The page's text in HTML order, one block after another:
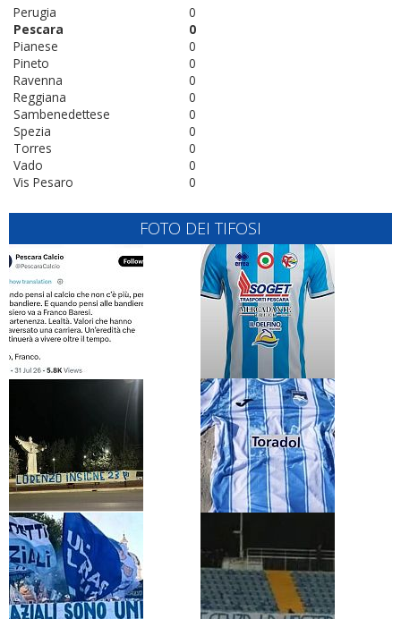
0
Perugia
0
Pescara
0
Pianese
0
Pineto
0
Ravenna
0
Reggiana
0
Sambenedettese
0
Spezia
0
Torres
0
Vado
0
Vis Pesaro
FOTO DEI TIFOSI